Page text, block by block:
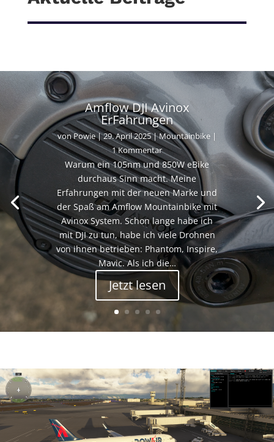
Amflow DJI Avinox
ErFahrungen
vonPowie|29. April 2025|Mountainbike |
1 Kommentar
Warum ein 105nm und 850W eBike
durchaus Sinn macht. Meine
Erfahrungen mit der neuen Marke und
der Spaß am Amflow Mountainbike mit
Avinox System. Schon lange habe ich
mit DJI zu tun, habe ich viele Drohnen
von ihnen betrieben: Phantom, Inspire,
Mavic. Als ich die…
Jetzt lesen